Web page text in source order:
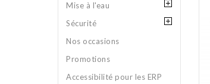
Mise à l'eau
Sécurité
Nos occasions
Promotions
Accessibilité pour les ERP